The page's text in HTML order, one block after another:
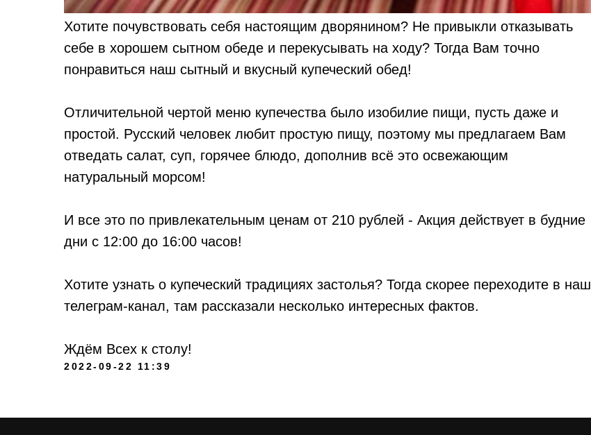
Хотите почувствовать себя настоящим дворянином? Не привыкли отказывать
себе в хорошем сытном обеде и перекусывать на ходу? Тогда Вам точно
понравиться наш сытный и вкусный купеческий обед!
Отличительной чертой меню купечества было изобилие пищи, пусть даже и
простой. Русский человек любит простую пищу, поэтому мы предлагаем Вам
отведать салат, суп, горячее блюдо, дополнив всё это освежающим
натуральный морсом!
И все это по привлекательным ценам от 210 рублей - Акция действует в будние
дни с 12:00 до 16:00 часов!
Хотите узнать о купеческий традициях застолья? Тогда скорее переходите в наш
телеграм-канал, там рассказали несколько интересных фактов.
Ждём Всех к столу!
2022-09-22 11:39